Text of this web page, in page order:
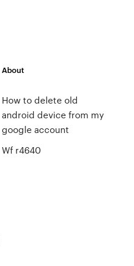
About
How to delete old
android device from my
google account
Wf r4640